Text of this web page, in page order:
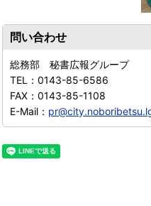
問い合わせ
総務部 秘書広報グループ
TEL： 0143-85-6586
FAX： 0143-85-1108
E-Mail：